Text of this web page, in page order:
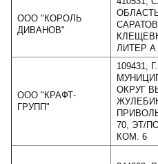
ООО "КОРОЛЬ
ДИВАНОВ"
ЛИТЕР А
ООО "КРАФТ-
ГРУПП"
109431,
ОКРУГ
70, ЭТ/
КОМ. 6